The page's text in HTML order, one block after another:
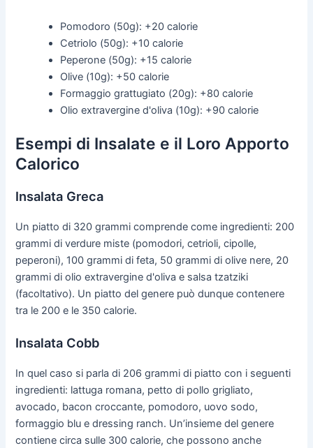
Pomodoro (50g): +20 calorie
Cetriolo (50g): +10 calorie
Peperone (50g): +15 calorie
Olive (10g): +50 calorie
Formaggio grattugiato (20g): +80 calorie
Olio extravergine d'oliva (10g): +90 calorie
Esempi di Insalate e il Loro Apporto
Calorico
Insalata Greca
Un piatto di 320 grammi comprende come ingredienti: 200
grammi di verdure miste (pomodori, cetrioli, cipolle,
peperoni), 100 grammi di feta, 50 grammi di olive nere, 20
grammi di olio extravergine d'oliva e salsa tzatziki
(facoltativo). Un piatto del genere può dunque contenere
tra le 200 e le 350 calorie.
Insalata Cobb
In quel caso si parla di 206 grammi di piatto con i seguenti
ingredienti: lattuga romana, petto di pollo grigliato,
avocado, bacon croccante, pomodoro, uovo sodo,
formaggio blu e dressing ranch. Un’insieme del genere
contiene circa sulle 300 calorie, che possono anche